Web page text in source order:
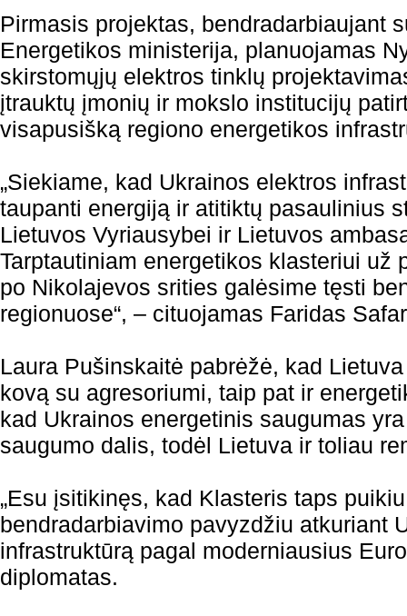
Pirmasis projektas, bendradarbiaujant
Energetikos ministerija, planuojamas
skirstomųjų elektros tinklų
įtrauktų įmonių ir mokslo institucijų
visapusišką regiono energetikos
„Siekiame, kad Ukrainos elektros
taupanti energiją ir atitiktų pasaulinius
Lietuvos Vyriausybei ir Lietuvos
Tarptautiniam energetikos klasteriui už
po Nikolajevos srities galėsime tęsti
regionuose“, – cituojamas Faridas
Laura Pušinskaitė pabrėžė, kad
kovą su agresoriumi, taip pat ir
kad Ukrainos energetinis saugumas
saugumo dalis, todėl Lietuva ir toliau
„Esu įsitikinęs, kad Klasteris taps
bendradarbiavimo pavyzdžiu atkuriant
infrastruktūrą pagal moderniausius
diplomatas.